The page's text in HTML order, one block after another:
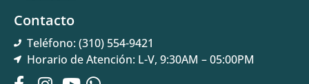
Contacto
Teléfono: (310) 554-9421
Horario de Atención: L-V, 9:30AM – 05:00PM